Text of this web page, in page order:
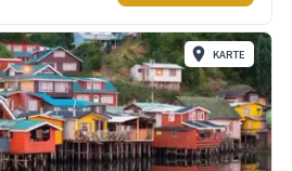
KARTE